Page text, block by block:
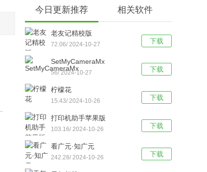
今日更新推荐 相关软件
下载
老友记精校版
72.06/ 2024-10-27
下载
SetMyCameraMx
56/ 2024-10-27
下载
柠檬花
15.43/ 2024-10-26
下载
打印机助手苹果版
103.16/ 2024-10-26
下载
看广元·知广元
242.28/ 2024-10-26